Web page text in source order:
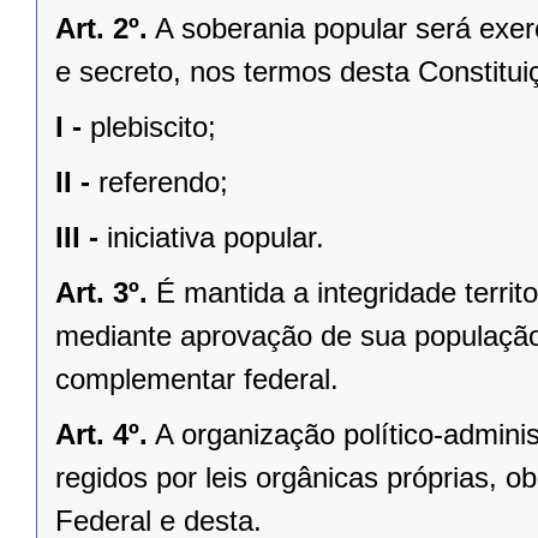
Art. 2º. A soberania popular será
e secreto, nos termos desta
I - plebiscito;
II - referendo;
III - iniciativa popular.
Art. 3º. É mantida a integridade
mediante aprovação de sua
complementar federal.
Art. 4º. A organização político-
regidos por leis orgânicas próprias,
Federal e desta.